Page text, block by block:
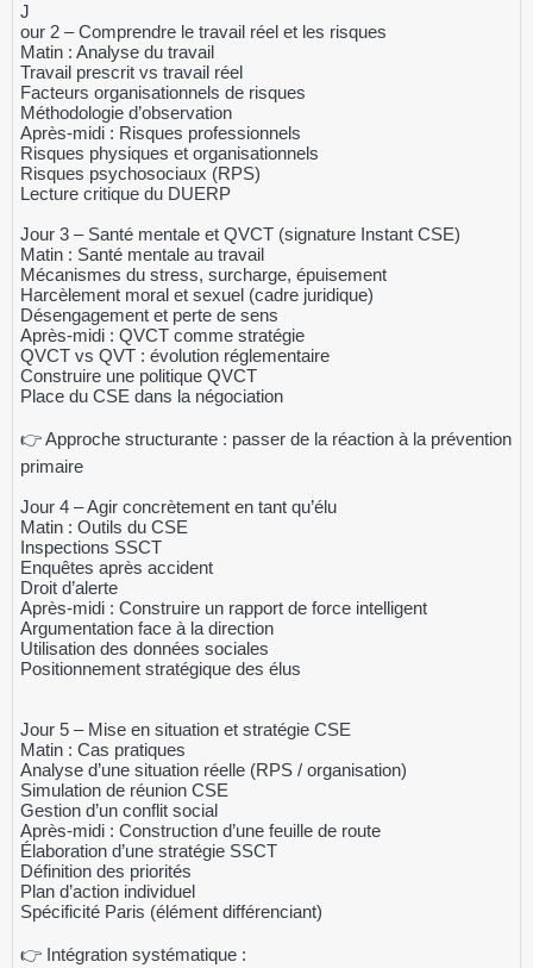
J
our 2 – Comprendre le travail réel et les risques
Matin : Analyse du travail
Travail prescrit vs travail réel
Facteurs organisationnels de risques
Méthodologie d’observation
Après-midi : Risques professionnels
Risques physiques et organisationnels
Risques psychosociaux (RPS)
Lecture critique du DUERP
Jour 3 – Santé mentale et QVCT (signature Instant CSE)
Matin : Santé mentale au travail
Mécanismes du stress, surcharge, épuisement
Harcèlement moral et sexuel (cadre juridique)
Désengagement et perte de sens
Après-midi : QVCT comme stratégie
QVCT vs QVT : évolution réglementaire
Construire une politique QVCT
Place du CSE dans la négociation
👉 Approche structurante : passer de la réaction à la prévention
primaire
Jour 4 – Agir concrètement en tant qu’élu
Matin : Outils du CSE
Inspections SSCT
Enquêtes après accident
Droit d’alerte
Après-midi : Construire un rapport de force intelligent
Argumentation face à la direction
Utilisation des données sociales
Positionnement stratégique des élus
Jour 5 – Mise en situation et stratégie CSE
Matin : Cas pratiques
Analyse d’une situation réelle (RPS / organisation)
Simulation de réunion CSE
Gestion d’un conflit social
Après-midi : Construction d’une feuille de route
Élaboration d’une stratégie SSCT
Définition des priorités
Plan d’action individuel
Spécificité Paris (élément différenciant)
👉 Intégration systématique :